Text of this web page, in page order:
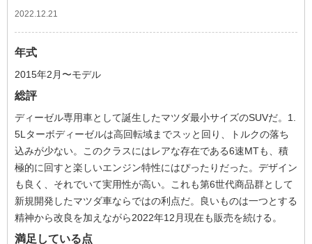
2022.12.21
年式
2015年2月〜モデル
総評
ディーゼル専用車として誕生したマツダ最小サイズのSUVだ。1.
5Lターボディーゼルは高回転域までスッと回り、トルクの落ち
込みが少ない。このクラスにはレアな存在である6速MTも、積
極的に回すと楽しいエンジン特性にはぴったりだった。デザイン
も良く、それでいて実用性が高い。これも第6世代商品群として
新規開発したマツダ車ならではの利点だ。良いものは一つとする
精神から改良を加えながら2022年12月現在も販売を続ける。
満足している点